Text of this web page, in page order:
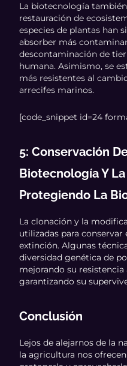
La biotecnología
restauración de
especies de plantas han
absorber más
descontaminación de
humana. Asimismo, se
más resistentes al
arrecifes marinos.
[code_snippet id=24
5: Conservación
Biotecnología Y
Protegiendo La
La clonación y la
utilizadas para conservar
extinción. Algunas
diversidad genética de
mejorando su resistencia
garantizando su
Conclusión
Lejos de alejarnos de la
la agricultura nos